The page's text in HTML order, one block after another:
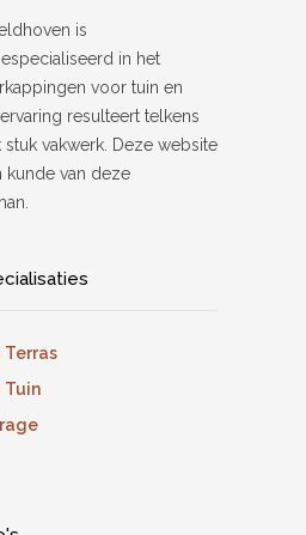
is
in het
voor tuin en
resulteert telkens
vakwerk. Deze website
kunde van deze
Terras
Tuin